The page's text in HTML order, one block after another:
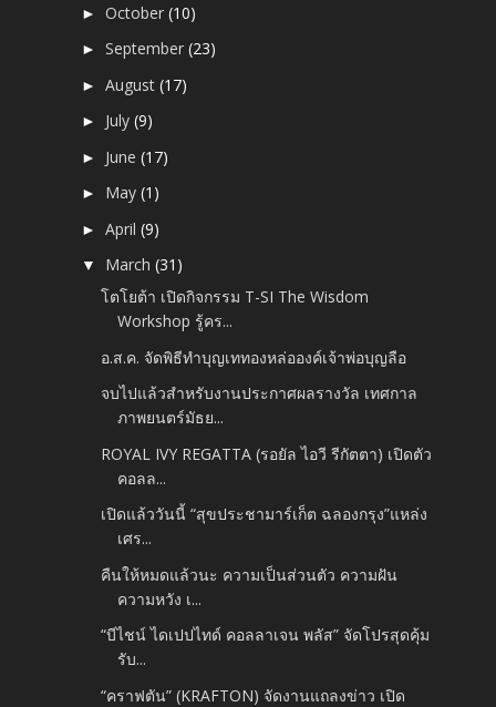
►October(10)
►September(23)
►August(17)
► July(9)
► June(17)
► May(1)
►April(9)
▼ March(31)
โตโยต้า เปิดกิจกรรม T-SI The Wisdom
Workshop รู้คร...
อ.ส.ค. จัดพิธีทำบุญเททองหล่อองค์เจ้าพ่อบุญลือ
จบไปแล้วสำหรับงานประกาศผลรางวัล เทศกาล
ภาพยนตร์มัธย...
ROYAL IVY REGATTA (รอยัล ไอวี รีกัตตา) เปิดตัว
คอลล...
เปิดแล้ววันนี้ “สุขประชามาร์เก็ต ฉลองกรุง”แหล่ง
เศร...
คืนให้หมดแล้วนะ ความเป็นส่วนตัว ความฝัน
ความหวัง เ...
“บีไชน์ ไดเปปไทด์ คอลลาเจน พลัส” จัดโปรสุดคุ้ม
รับ...
“คราฟตัน” (KRAFTON) จัดงานแถลงข่าว เปิด